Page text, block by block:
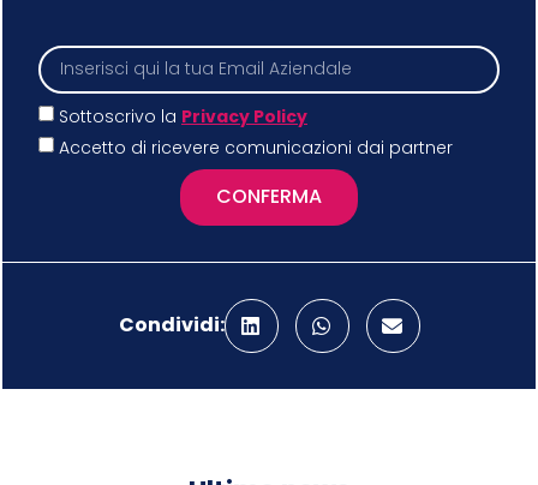
Sottoscrivo la Privacy Policy
Accetto di ricevere comunicazioni dai partner
CONFERMA
Condividi: